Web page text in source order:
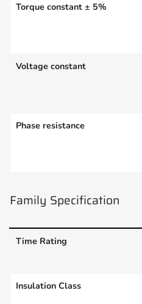
Torque constant ± 5%
Voltage constant
Phase resistance
Family Specification
Time Rating
Insulation Class